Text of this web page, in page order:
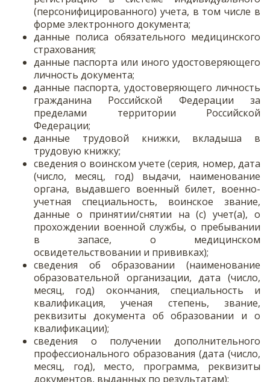
(персонифицированного) учета, в том числе в
форме электронного документа;
данные полиса обязательного медицинского
страхования;
данные паспорта или иного удостоверяющего
личность документа;
данные паспорта, удостоверяющего личность
гражданина Российской Федерации за
пределами территории Российской
Федерации;
данные трудовой книжки, вкладыша в
трудовую книжку;
сведения о воинском учете (серия, номер, дата
(число, месяц, год) выдачи, наименование
органа, выдавшего военный билет, военно-
учетная специальность, воинское звание,
данные о принятии/снятии на (с) учет(а), о
прохождении военной службы, о пребывании
в запасе, о медицинском
освидетельствовании и прививках);
сведения об образовании (наименование
образовательной организации, дата (число,
месяц, год) окончания, специальность и
квалификация, ученая степень, звание,
реквизиты документа об образовании и о
квалификации);
сведения о получении дополнительного
профессионального образования (дата (число,
месяц, год), место, программа, реквизиты
документов, выданных по результатам);